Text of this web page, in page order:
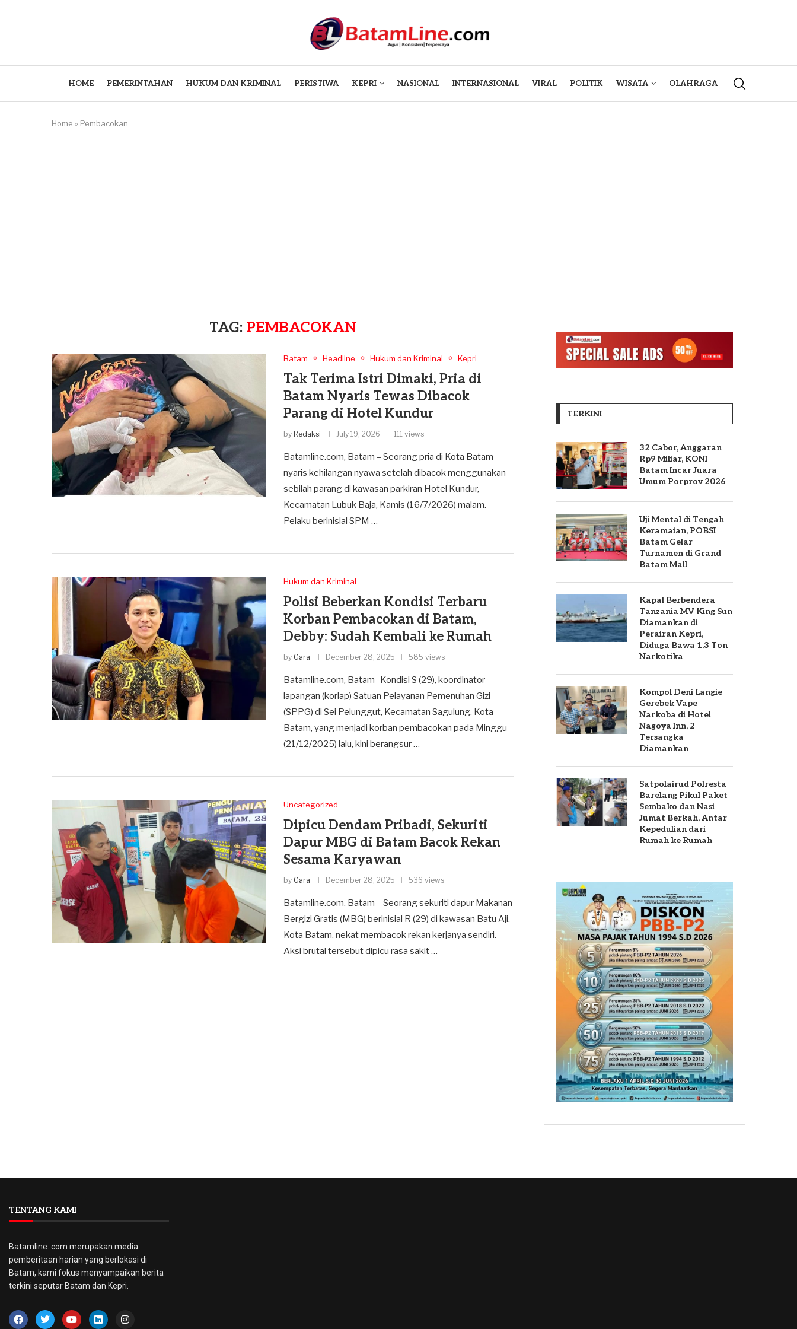
HOME PEMERINTAHAN HUKUM DAN KRIMINAL PERISTIWA KEPRI NASIONAL INTERNASIONAL VIRAL POLITIK WISATA OLAHRAGA
Home » Pembacokan
TAG: PEMBACOKAN
Batam Headline Hukum dan Kriminal Kepri
Tak Terima Istri Dimaki, Pria di
Batam Nyaris Tewas Dibacok
Parang di Hotel Kundur
by Redaksi July 19, 2026 111 views
Batamline.com, Batam – Seorang pria di Kota Batam
nyaris kehilangan nyawa setelah dibacok menggunakan
sebilah parang di kawasan parkiran Hotel Kundur,
Kecamatan Lubuk Baja, Kamis (16/7/2026) malam.
Pelaku berinisial SPM …
Hukum dan Kriminal
Polisi Beberkan Kondisi Terbaru
Korban Pembacokan di Batam,
Debby: Sudah Kembali ke Rumah
by Gara December 28, 2025 585 views
Batamline.com, Batam -Kondisi S (29), koordinator
lapangan (korlap) Satuan Pelayanan Pemenuhan Gizi
(SPPG) di Sei Pelunggut, Kecamatan Sagulung, Kota
Batam, yang menjadi korban pembacokan pada Minggu
(21/12/2025) lalu, kini berangsur …
Uncategorized
Dipicu Dendam Pribadi, Sekuriti
Dapur MBG di Batam Bacok Rekan
Sesama Karyawan
by Gara December 28, 2025 536 views
Batamline.com, Batam – Seorang sekuriti dapur Makanan
Bergizi Gratis (MBG) berinisial R (29) di kawasan Batu Aji,
Kota Batam, nekat membacok rekan kerjanya sendiri.
Aksi brutal tersebut dipicu rasa sakit …
TERKINI
32 Cabor, Anggaran
Rp9 Miliar, KONI
Batam Incar Juara
Umum Porprov 2026
Uji Mental di Tengah
Keramaian, POBSI
Batam Gelar
Turnamen di Grand
Batam Mall
Kapal Berbendera
Tanzania MV King Sun
Diamankan di
Perairan Kepri,
Diduga Bawa 1,3 Ton
Narkotika
Kompol Deni Langie
Gerebek Vape
Narkoba di Hotel
Nagoya Inn, 2
Tersangka
Diamankan
Satpolairud Polresta
Barelang Pikul Paket
Sembako dan Nasi
Jumat Berkah, Antar
Kepedulian dari
Rumah ke Rumah
TENTANG KAMI
Batamline. com merupakan media
pemberitaan harian yang berlokasi di
Batam, kami fokus menyampaikan berita
terkini seputar Batam dan Kepri.